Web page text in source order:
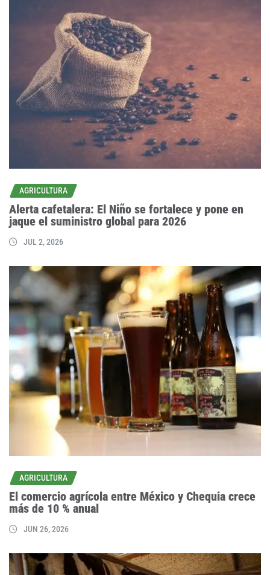
AGRICULTURA
Alerta cafetalera: El Niño se fortalece y pone en
jaque el suministro global para 2026
JUL 2, 2026
AGRICULTURA
El comercio agrícola entre México y Chequia crece
más de 10 % anual
JUN 26, 2026